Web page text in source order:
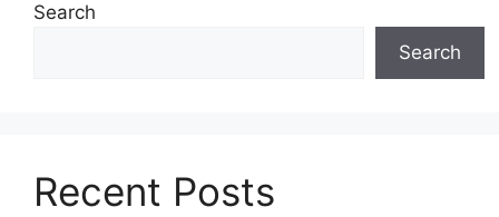
Search
Search
Recent Posts